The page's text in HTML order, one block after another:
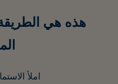
هذه هي الطريقة
املأ